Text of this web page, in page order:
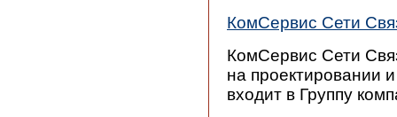
КомСервис Сети
КомСервис Сети
на проектировании
входит в Группу